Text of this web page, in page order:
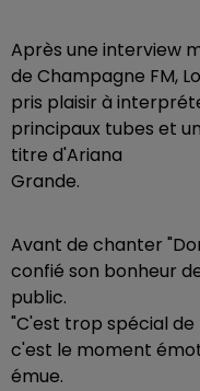
Après une interview
de Champagne FM,
pris plaisir à
principaux tubes et
titre d'Ariana
Grande.
Avant de chanter
confié son bonheur
public.
"C'est trop spécial
c'est le moment
émue.